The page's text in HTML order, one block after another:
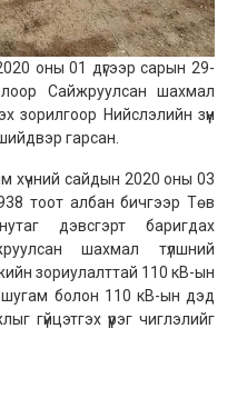
оны 01 дүгээр сарын 29-
Сайжруулсан шахмал
зорилгоор Нийслэлийн зүүн
гарсан.
хүчний сайдын 2020 оны 03
тоот албан бичгээр Төв
дэвсгэрт баригдах
шахмал түлшний
зориулалттай 110 кВ-ын
болон 110 кВ-ын дэд
гүйцэтгэх үүрэг чиглэлийг